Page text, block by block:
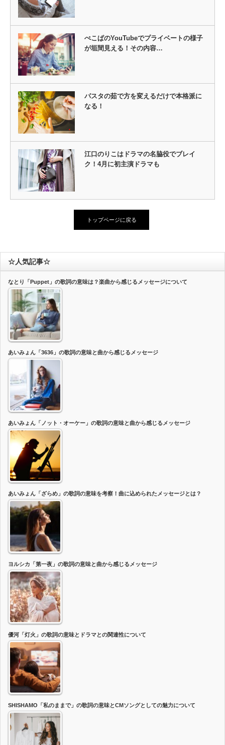
ぺこぱのYouTubeでプライベートの様子
が垣間見える！その内容…
パスタの茹で方を変えるだけで本格派に
なる！
江口のりこはドラマの名脇役でブレイ
ク！4月に初主演ドラマも
トップページに戻る
☆人気記事☆
なとり「Puppet」の歌詞の意味は？楽曲から感じるメッセージについて
あいみょん「3636」の歌詞の意味と曲から感じるメッセージ
あいみょん「ノット・オーケー」の歌詞の意味と曲から感じるメッセージ
あいみょん「ざらめ」の歌詞の意味を考察！曲に込められたメッセージとは？
ヨルシカ「第一夜」の歌詞の意味と曲から感じるメッセージ
優河「灯火」の歌詞の意味とドラマとの関連性について
SHISHAMO「私のままで」の歌詞の意味とCMソングとしての魅力について